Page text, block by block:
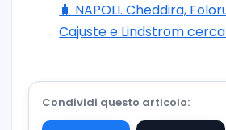
🧳 NAPOLI. Cheddira,
Cajuste e Lindstrom
Condividi questo articolo: